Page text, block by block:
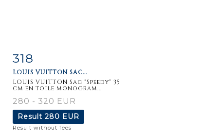
Item detail
318
LOUIS VUITTON SAC...
LOUIS VUITTON Sac "Speedy" 35
cm en toile monogram...
280 - 320 EUR
Result 280 EUR
Result without fees